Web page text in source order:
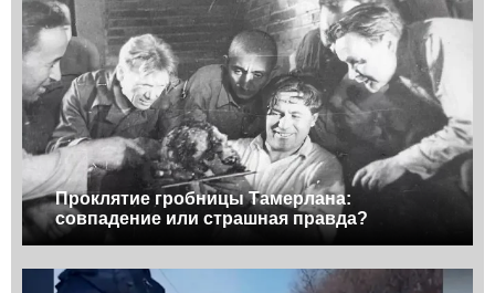
Проклятие гробницы Тамерлана:
совпадение или страшная правда?